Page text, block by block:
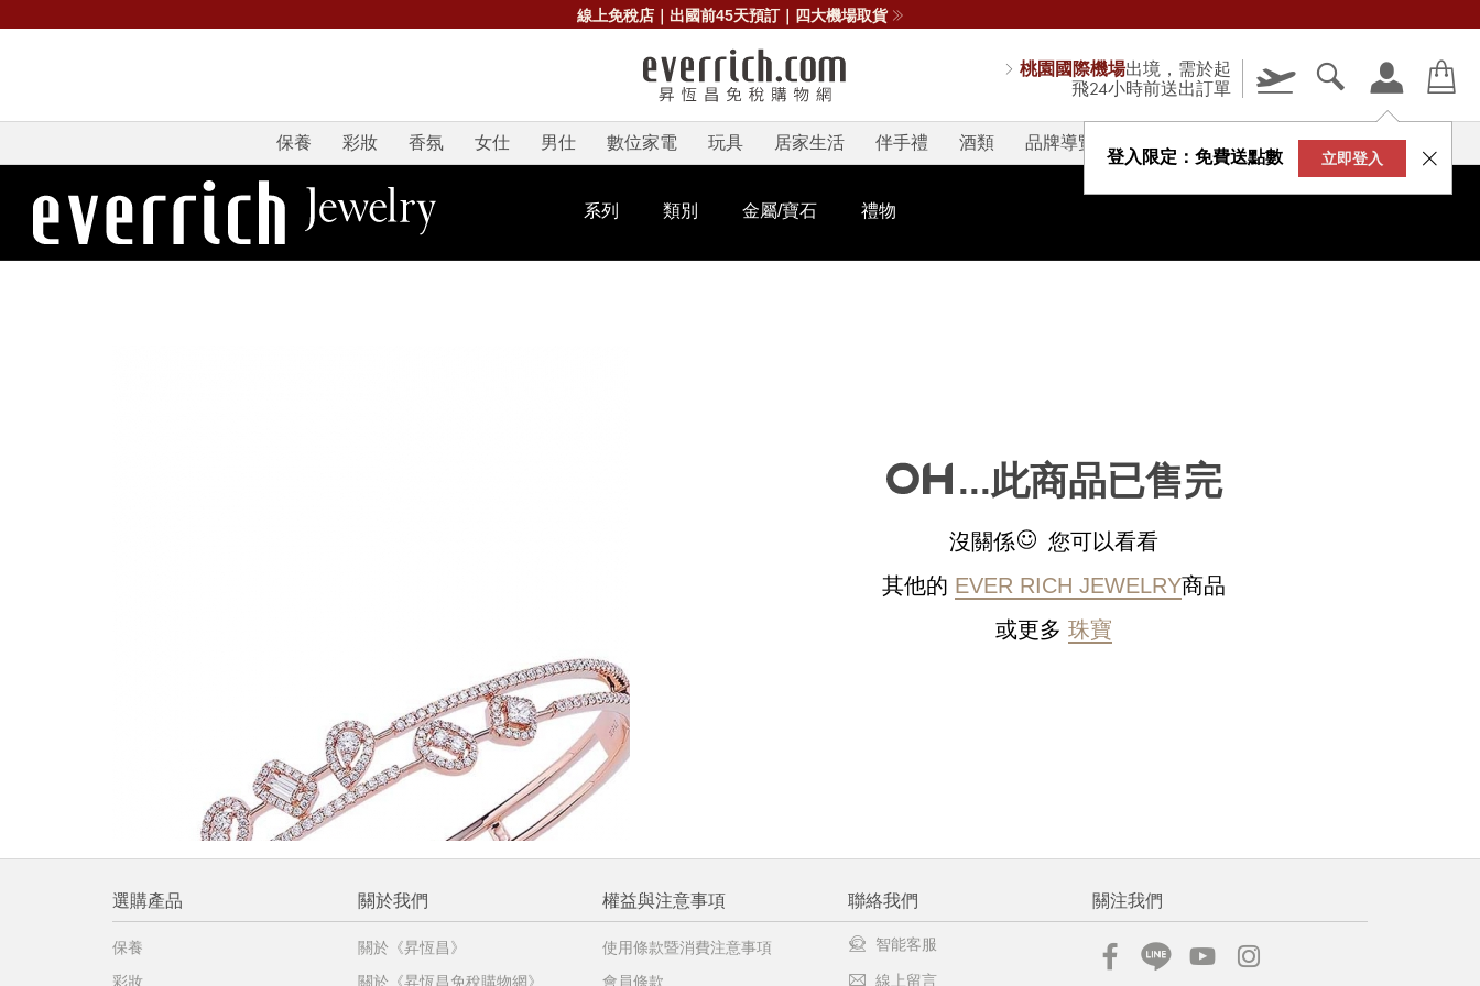
線上免稅店｜出國前45天預訂｜四大機場取貨
桃園國際機場出境，需於起
飛24小時前送出訂單
登入限定：免費送點數 立即登入
保養 彩妝 香氛 女仕 男仕 數位家電 玩具 居家生活 伴手禮 酒類 品牌導覽 V-STORY
系列 類別 金屬/寶石 禮物
臺中國際機場(RMQ)
提醒您：
免稅品線上預訂服務限
不同機場的下單時間皆不相同，細節或訂購流程指引，請瀏覽購物流程說
...此商品已售完
沒關係
您可以看看
其他的 EVER RICH JEWELRY商品
或更多 珠寶
選購產品
保養
彩妝
關於我們
關於《昇恆昌》
關於《昇恆昌免稅購物網》
權益與注意事項
使用條款暨消費注意事項
會員條款
聯絡我們
智能客服
線上留言
關注我們